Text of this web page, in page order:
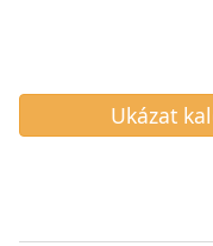
Ukázat